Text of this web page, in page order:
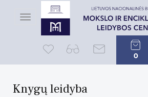
Toggle
navigation
0
Knygų leidyba